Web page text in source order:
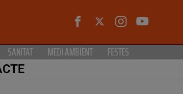
SANITAT MEDI AMBIENT FESTES